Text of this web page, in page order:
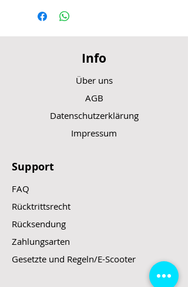
Info
Über uns
AGB
Datenschutzerklärung
Impressum
Support
FAQ
Rücktrittsrecht
Rücksendung
Zahlungsarten
Gesetzte und Regeln/E-Scooter